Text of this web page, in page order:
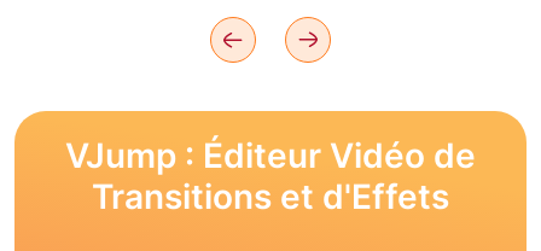
VJump : Éditeur Vidéo de
Transitions et d'Effets